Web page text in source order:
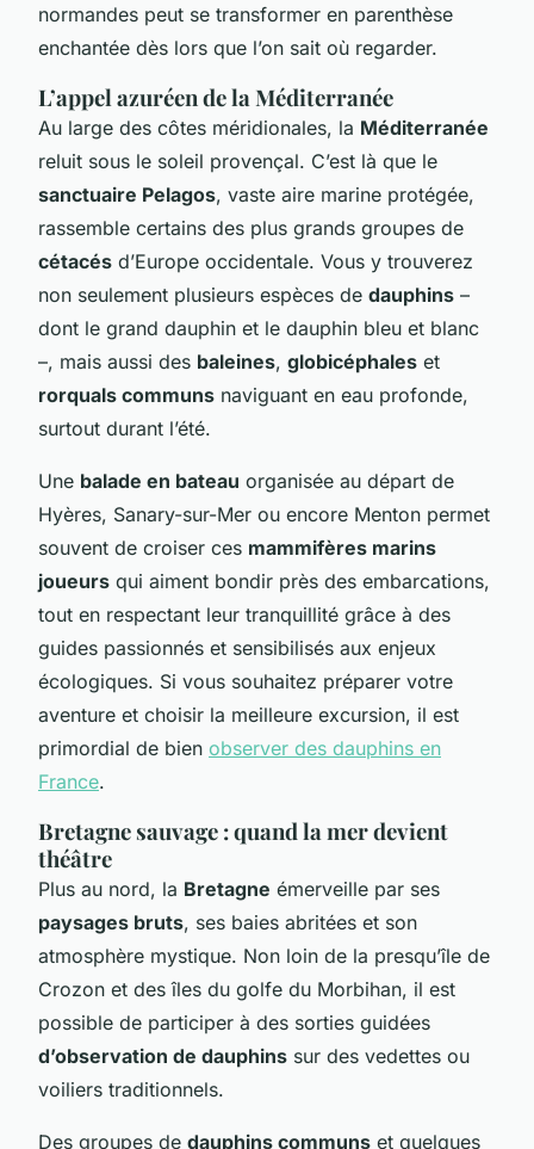
normandes peut se transformer en parenthèse
enchantée dès lors que l’on sait où regarder.
L’appel azuréen de la Méditerranée
Au large des côtes méridionales, la Méditerranée
reluit sous le soleil provençal. C’est là que le
sanctuaire Pelagos, vaste aire marine protégée,
rassemble certains des plus grands groupes de
cétacés d’Europe occidentale. Vous y trouverez
non seulement plusieurs espèces de dauphins –
dont le grand dauphin et le dauphin bleu et blanc
–, mais aussi des baleines, globicéphales et
rorquals communs naviguant en eau profonde,
surtout durant l’été.
Une balade en bateau organisée au départ de
Hyères, Sanary-sur-Mer ou encore Menton permet
souvent de croiser ces mammifères marins
joueurs qui aiment bondir près des embarcations,
tout en respectant leur tranquillité grâce à des
guides passionnés et sensibilisés aux enjeux
écologiques. Si vous souhaitez préparer votre
aventure et choisir la meilleure excursion, il est
primordial de bien observer des dauphins en
France.
Bretagne sauvage : quand la mer devient
théâtre
Plus au nord, la Bretagne émerveille par ses
paysages bruts, ses baies abritées et son
atmosphère mystique. Non loin de la presqu’île de
Crozon et des îles du golfe du Morbihan, il est
possible de participer à des sorties guidées
d’observation de dauphins sur des vedettes ou
voiliers traditionnels.
Des groupes de dauphins communs et quelques